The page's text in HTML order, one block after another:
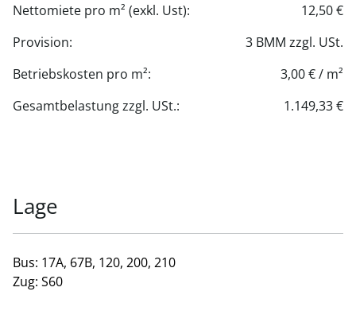
Nettomiete pro m² (exkl. Ust):
12,50 €
Provision:
3 BMM zzgl. USt.
Betriebskosten pro m²:
3,00 € / m²
Gesamtbelastung zzgl. USt.:
1.149,33 €
Lage
Bus: 17A, 67B, 120, 200, 210
Zug: S60